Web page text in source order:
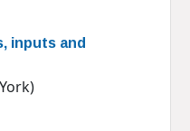
inputs and